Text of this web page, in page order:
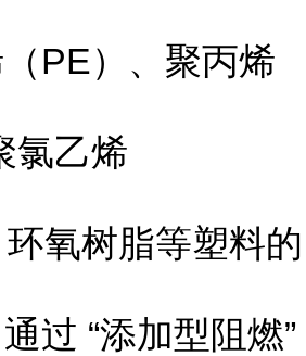
PE）、聚丙烯
氯乙烯
环氧树脂等塑料的
过 “添加型阻燃”